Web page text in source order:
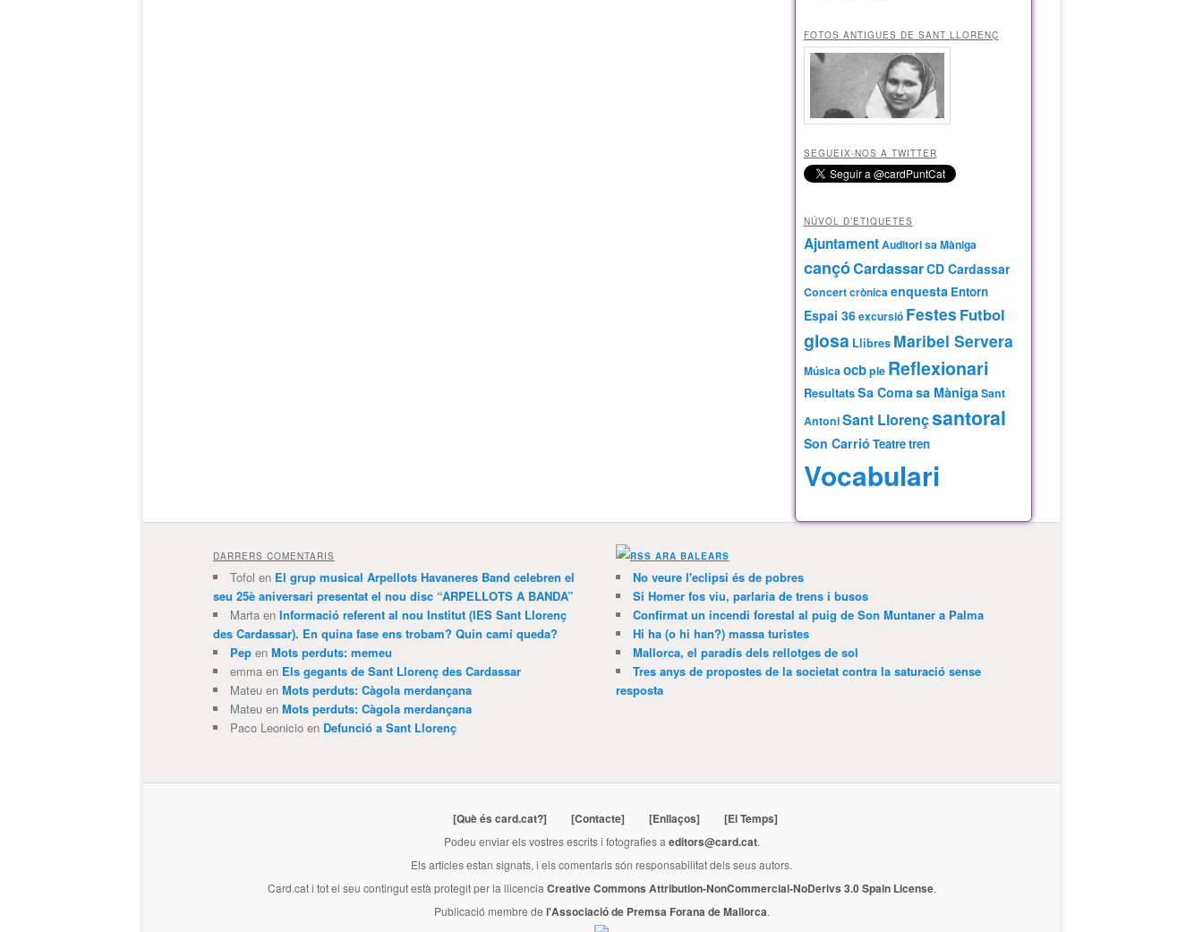
FOTOS ANTIGUES DE SANT LLORENÇ
SEGUEIX-NOS A TWITTER
NÚVOL D’ETIQUETES
AjuntamentAuditori sa Màniga
cançóCardassarCD Cardassar
Concertcrònicaenquesta Entorn
Espai 36excursió Festes Futbol
glosa Llibres Maribel Servera
Músicaocbple Reflexionari
ResultatsSa Comasa MànigaSant
AntoniSant Llorençsantoral
Son Carrió Teatretren
Vocabulari
DARRERS COMENTARIS
Tofol en El grup musical Arpellots Havaneres Band celebren el
seu 25è aniversari presentat el nou disc “ARPELLOTS A BANDA”
Martaen Informació referent al nou Institut (IES Sant Llorenç
des Cardassar). En quina fase ens trobam? Quin camí queda?
Pepen Mots perduts: memeu
emmaen Els gegants de Sant Llorenç des Cardassar
Mateuen Mots perduts: Càgola merdançana
Mateuen Mots perduts: Càgola merdançana
Paco Leonicioen Defunció a Sant Llorenç
ARA BALEARS
No veure l'eclipsi és de pobres
Si Homer fos viu, parlaria de trens i busos
Confirmat un incendi forestal al puig de Son Muntaner a Palma
Hi ha (o hi han?) massa turistes
Mallorca, el paradís dels rellotges de sol
Tres anys de propostes de la societat contra la saturació sense
resposta
[Què és card.cat?] [Contacte] [Enllaços] [El Temps]
Podeu enviar els vostres escrits i fotografies a editors@card.cat.
Els articles estan signats, i els comentaris són responsabilitat dels seus autors.
Card.cati tot el seu contingut està protegit per la llicencia Creative Commons Attribution-NonCommercial-NoDerivs 3.0 Spain License.
Publicació membre de l'Associació de Premsa Forana de Mallorca.